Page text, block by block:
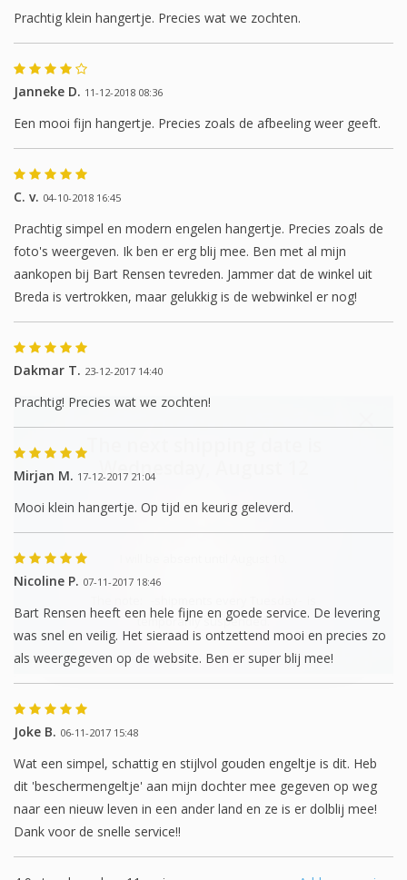
Prachtig klein hangertje. Precies wat we zochten.
Janneke D. 11-12-2018 08:36
Een mooi fijn hangertje. Precies zoals de afbeeling weer geeft.
C. v. 04-10-2018 16:45
Prachtig simpel en modern engelen hangertje. Precies zoals de
foto's weergeven. Ik ben er erg blij mee. Ben met al mijn
aankopen bij Bart Rensen tevreden. Jammer dat de winkel uit
Breda is vertrokken, maar gelukkig is de webwinkel er nog!
Dakmar T. 23-12-2017 14:40
Prachtig! Precies wat we zochten!
Mirjan M. 17-12-2017 21:04
Mooi klein hangertje. Op tijd en keurig geleverd.
Nicoline P. 07-11-2017 18:46
Bart Rensen heeft een hele fijne en goede service. De levering
was snel en veilig. Het sieraad is ontzettend mooi en precies zo
als weergegeven op de website. Ben er super blij mee!
Joke B. 06-11-2017 15:48
Wat een simpel, schattig en stijlvol gouden engeltje is dit. Heb
dit 'beschermengeltje' aan mijn dochter mee gegeven op weg
naar een nieuw leven in een ander land en ze is er dolblij mee!
Dank voor de snelle service!!
The next shipping date is
Wednesday, August 12
temporarily suspended.